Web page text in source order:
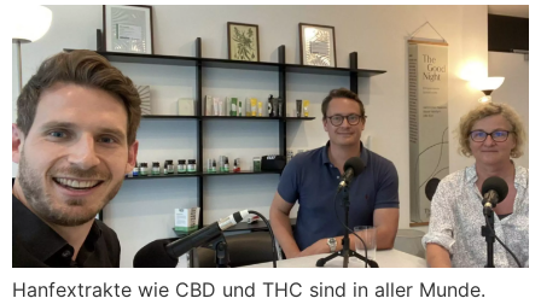
Hanfextrakte wie CBD und THC sind in aller Munde.